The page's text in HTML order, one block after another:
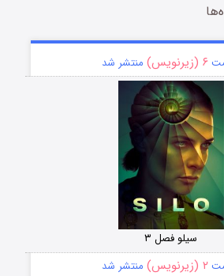
۶ (زیرنویس) منتشر شد
سیلو فصل ۳
۲ (زیرنویس) منتشر شد